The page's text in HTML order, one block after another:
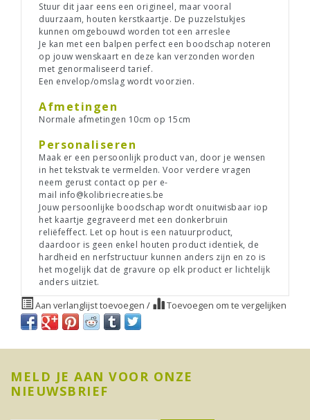
Stuur dit jaar eens een origineel, maar vooral
duurzaam, houten kerstkaartje. De puzzelstukjes
kunnen omgebouwd worden tot een arreslee
Je kan met een balpen perfect een boodschap noteren
op jouw wenskaart en deze kan verzonden worden
met genormaliseerd tarief.
Een envelop/omslag wordt voorzien.
Afmetingen
Normale afmetingen 10cm op 15cm
Personaliseren
Maak er een persoonlijk product van, door je wensen
in het tekstvak te vermelden. Voor verdere vragen
neem gerust contact op per e-
mail info@kolibriecreaties.be
Jouw persoonlijke boodschap wordt onuitwisbaar iop
het kaartje gegraveerd met een donkerbruin
reliëfeffect. Let op hout is een natuurproduct,
daardoor is geen enkel houten product identiek, de
hardheid en nerfstructuur kunnen anders zijn en zo is
het mogelijk dat de gravure op elk product er lichtelijk
anders uitziet.
Aan verlanglijst toevoegen / Toevoegen om te vergelijken
MELD JE AAN VOOR ONZE
NIEUWSBRIEF